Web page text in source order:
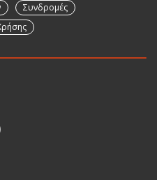
Συνδρομές